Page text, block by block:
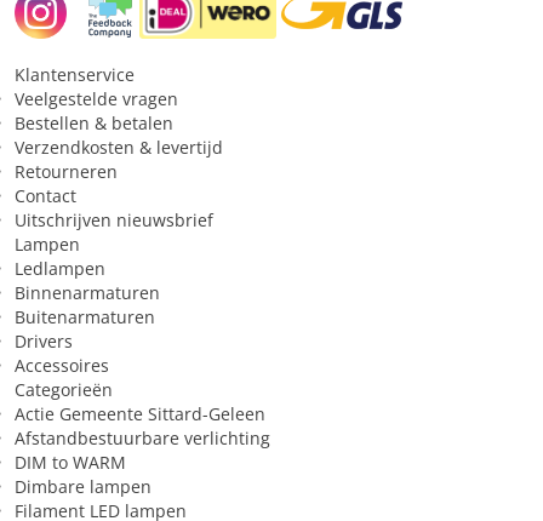
Beschermingsgraad (IP)
IP20
Licht
Kleurtype
Lichtkleur
Lichthoeveelheid (lumen)
Toepassing
Geschikt voor constante
spanning
Sfeer van het licht Sfeervol/kalm/gezellig
Klantenservice
Veelgestelde vragen
Bestellen & betalen
Verzendkosten & levertijd
Retourneren
Contact
Uitschrijven nieuwsbrief
Lampen
Ledlampen
Binnenarmaturen
Buitenarmaturen
Drivers
Accessoires
Categorieën
Actie Gemeente Sittard-Geleen
Afstandbestuurbare verlichting
DIM to WARM
Dimbare lampen
Filament LED lampen